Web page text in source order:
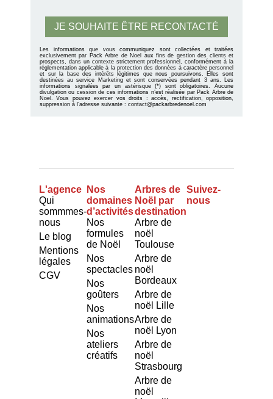
Les informations que vous communiquez sont collectées et traitées
exclusivement par Pack Arbre de Noel aux fins de gestion des clients et
prospects, dans un contexte strictement professionnel, conformément à la
réglementation applicable à la protection des données à caractère personnel
et sur la base des intérêts légitimes que nous poursuivons. Elles sont
destinées au service Marketing et sont conservées pendant 3 ans. Les
informations signalées par un astérisque (*) sont obligatoires. Aucune
divulgation ou cession de ces informations n’est réalisée par Pack Arbre de
Noel. Vous pouvez exercer vos droits : accès, rectification, opposition,
suppression à l’adresse suivante : contact@packarbredenoel.com
L'agence
Qui
sommmes-
nous
Le blog
Mentions
légales
CGV
Nos
domaines
d’activités
Nos
formules
de Noël
Nos
spectacles
Nos
goûters
Nos
animations
Nos
ateliers
créatifs
Arbres de
Noël par
destination
Arbre de
noël
Toulouse
Arbre de
noël
Bordeaux
Arbre de
noël Lille
Arbre de
noël Lyon
Arbre de
noël
Strasbourg
Arbre de
noël
Suivez-
nous